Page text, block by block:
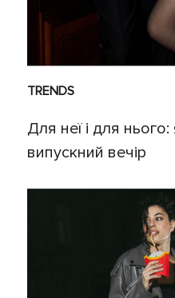
TRENDS
Для неї і для
випускний вечір